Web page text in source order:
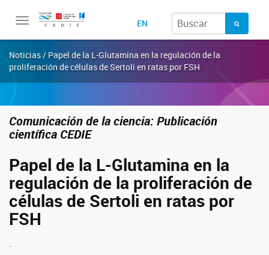
Toggle
EN
Noticias / Papel de la L-Glutamina en la regulación de la
proliferación de células de Sertoli en ratas por FSH
Comunicación de la ciencia: Publicación
científica CEDIE
Papel de la L-Glutamina en la
regulación de la proliferación de
células de Sertoli en ratas por
FSH
.